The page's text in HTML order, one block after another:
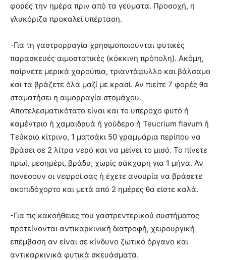
φορές την ημέρα πριν από τα γεύματα. Προσοχή, η
γλυκόριζα προκαλεί υπέρταση.
-Για τη γαστρορραγία χρησιμοποιούνται φυτικές
παρασκευές αιμοστατικές (κόκκινη πρόπολη). Ακόμη,
παίρνετε μερικά χαρούπια, τριαντάφυλλο και βάλσαμο
και τα βράζετε όλα μαζί με κρασί. Αν πιείτε 7 φορές θα
σταματήσει η αιμορραγία στομάχου.
Αποτελεσματικότατο είναι και το υπέροχο φυτό ή
καμέντριο ή χαμαιδρυά ή γούδερο ή Teucrium flavum ή
Τεύκριο κίτρινο, 1 ματσάκι 50 γραμμάρια περίπου να
βράσει σε 2 λίτρα νερό και να μείνει το μισό. Το πίνετε
πρωί, μεσημέρι, βράδυ, χωρίς σάκχαρη για 1 μήνα. Αν
πονέσουν οι νεφροί σας ή έχετε ανουρία να βράσετε
σκοπιδόχορτο και μετά από 2 ημέρες θα είστε καλά.
-Για τις κακοήθειες του γαστρεντερικού συστήματος
προτείνονται αντικαρκινική διατροφή, χειρουργική
επέμβαση αν είναι σε κίνδυνο ζωτικό όργανο και
αντικαρκινικά φυτικά σκευάσματα.